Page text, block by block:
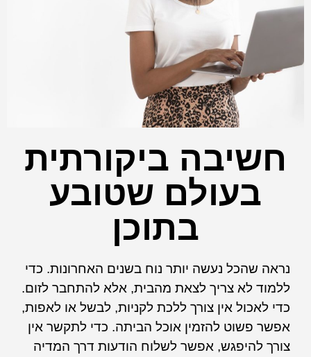
חשיבה ביקורתית
בעולם שטובע
בתוכן
נראה שהכל נעשה יותר נוח בשנים האחרונות. כדי
ללמוד לא צריך לצאת מהבית, אלא להתחבר לזום.
כדי לאכול אין צורך ללכת לקניות, לבשל או לאפות,
אפשר פשוט להזמין אוכל הביתה. כדי לתקשר אין
צורך להיפגש, אפשר לשלוח הודעות דרך המדיה